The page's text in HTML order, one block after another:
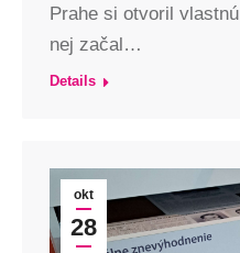
Prahe si otvoril
nej začal…
Details
okt
28